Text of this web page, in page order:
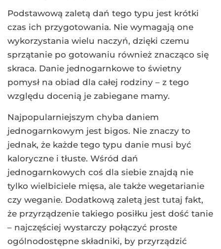
Podstawową zaletą dań tego typu jest krótki
czas ich przygotowania. Nie wymagają one
wykorzystania wielu naczyń, dzięki czemu
sprzątanie po gotowaniu również znacząco się
skraca. Danie jednogarnkowe to świetny
pomysł na obiad dla całej rodziny – z tego
względu docenią je zabiegane mamy.
Najpopularniejszym chyba daniem
jednogarnkowym jest bigos. Nie znaczy to
jednak, że każde tego typu danie musi być
kaloryczne i tłuste. Wśród dań
jednogarnkowych coś dla siebie znajdą nie
tylko wielbiciele mięsa, ale także wegetarianie
czy weganie. Dodatkową zaletą jest tutaj fakt,
że przyrządzenie takiego posiłku jest dość tanie
– najczęściej wystarczy połączyć proste
ogólnodostępne składniki, by przyrządzić